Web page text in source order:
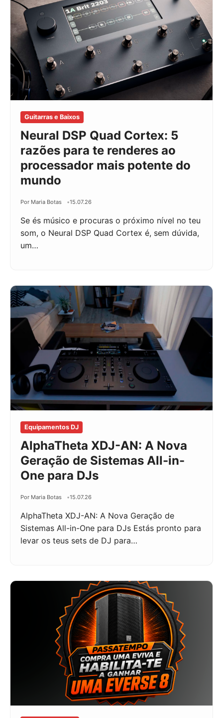
Guitarras e Baixos
Neural DSP Quad Cortex: 5
razões para te renderes ao
processador mais potente do
mundo
Por Maria Botas 15.07.26
Se és músico e procuras o próximo nível no teu
som, o Neural DSP Quad Cortex é, sem dúvida,
um…
Equipamentos DJ
AlphaTheta XDJ-AN: A Nova
Geração de Sistemas All-in-
One para DJs
Por Maria Botas 15.07.26
AlphaTheta XDJ-AN: A Nova Geração de
Sistemas All-in-One para DJs Estás pronto para
levar os teus sets de DJ para…